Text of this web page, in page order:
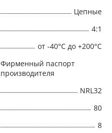
Цепные
4:1
от -40°C до +200°C
Фирменный паспорт
производителя
NRL32
80
8